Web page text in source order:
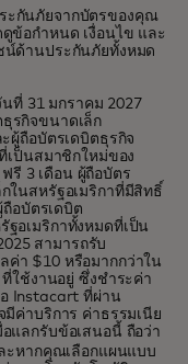
ะกันภัยจากบัตรของคุณ
ข้อกำหนด เงื่อนไข และ
น์ด้านประกันภัยทั้งหมด
ที่ 31 มกราคม 2027
รกิจขนาดเล็ก
ผู้ถือบัตรเดบิตธุรกิจ
เป็นสมาชิกใหม่ของ
รี 3 เดือน ผู้ถือบัตร
ในสหรัฐอเมริกาที่มีสิทธิ์
อบัตรเดบิต
อเมริกาทั้งหมดที่เป็น
สามารถรับ
ค่า $10 หรือมากกว่าใน
ใช้งานอยู่ ซึ่งชำระค่า
Instacart ที่ผ่าน
มีค่าบริการ ค่าธรรมเนีย
แลกรับข้อเสนอนี้ ถือว่า
in a new tab
ะหากคุณเลือกแผนแบบ